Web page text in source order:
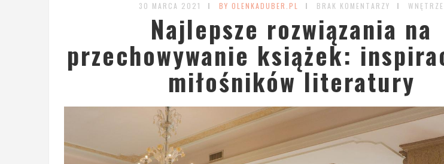
30 MARCA 2021 BY OLENKADUBER.PL BRAK KOMENTARZY WNĘTRZE
Najlepsze rozwiązania na
przechowywanie książek:
miłośników literatury